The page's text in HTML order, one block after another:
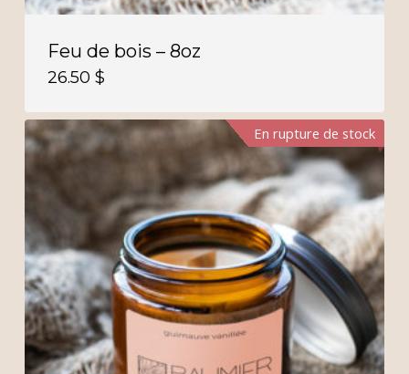
Feu de bois – 8oz
26.50 $
En rupture de stock